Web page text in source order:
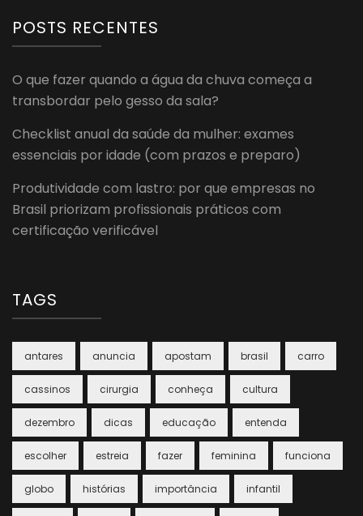
POSTS RECENTES
O que fazer quando a água da chuva começa a
transbordar pelo gesso da sala?
Checklist anual da saúde da mulher: exames
essenciais por idade (com prazos e preparo)
Produtividade com lastro: por que empresas no
Brasil priorizam profissionais práticos com
certificação verificável
TAGS
antares anuncia apostam brasil carro
cassinos cirurgia conheça cultura
dezembro dicas educação entenda
escolher estreia fazer feminina funciona
globo histórias importância infantil